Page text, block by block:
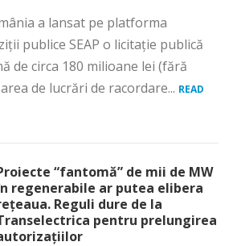
a lansat pe platforma
publice SEAP o licitație publică
de circa 180 milioane lei (fără
de lucrări de racordare... READ
“fantomă” de mii de MW
regenerabile ar putea elibera
Reguli dure de la
pentru prelungirea